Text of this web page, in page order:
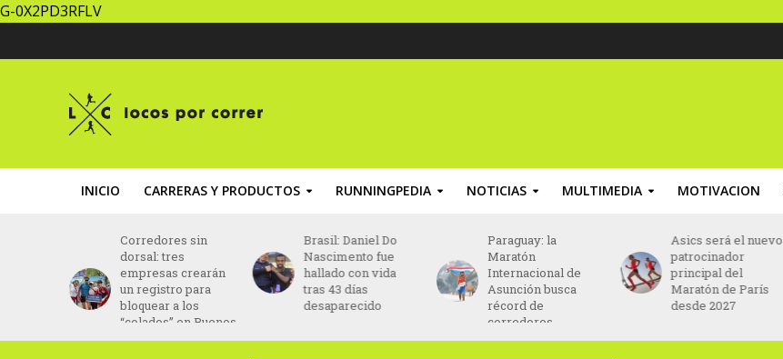
G-0X2PD3RFLV
INICIO CARRERAS Y PRODUCTOS RUNNINGPEDIA NOTICIAS MULTIMEDIA MOTIVACION
Corredores sin
dorsal: tres
empresas crearán
un registro para
bloquear a los
“colados” en Buenos
Aires
Brasil: Daniel Do
Nascimento fue
hallado con vida
tras 43 días
desaparecido
Paraguay: la
Maratón
Internacional de
Asunción busca
récord de
corredores
Asics será el nuevo
patrocinador
principal del
Maratón de París
desde 2027